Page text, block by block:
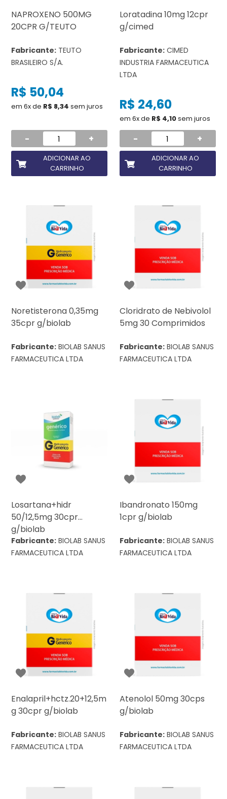
NAPROXENO 500MG
20CPR G/TEUTO
Fabricante: TEUTO
BRASILEIRO S/A.
R$ 50,04
em 6x de R$ 8,34 sem juros
- +
ADICIONAR AO
CARRINHO
Loratadina 10mg 12cpr
g/cimed
Fabricante: CIMED
INDUSTRIA FARMACEUTICA
LTDA
R$ 24,60
em 6x de R$ 4,10sem juros
- +
ADICIONAR AO
CARRINHO
Noretisterona 0,35mg
35cpr g/biolab
Fabricante: BIOLAB SANUS
FARMACEUTICA LTDA
Cloridrato de Nebivolol
5mg 30 Comprimidos
Fabricante: BIOLAB SANUS
FARMACEUTICA LTDA
Losartana+hidr
50/12,5mg 30cpr
g/biolab
Fabricante: BIOLAB SANUS
FARMACEUTICA LTDA
Ibandronato 150mg
1cpr g/biolab
Fabricante: BIOLAB SANUS
FARMACEUTICA LTDA
Enalapril+hctz.20+12,5m
g 30cpr g/biolab
Fabricante: BIOLAB SANUS
FARMACEUTICA LTDA
Atenolol 50mg 30cps
g/biolab
Fabricante: BIOLAB SANUS
FARMACEUTICA LTDA